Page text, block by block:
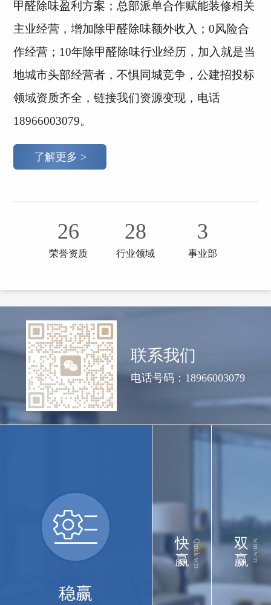
甲醛除味盈利方案；总部派单合作赋能装修相关
主业经营，增加除甲醛除味额外收入；0风险合
作经营；10年除甲醛除味行业经历，加入就是当
地城市头部经营者，不惧同城竞争，公建招投标
领域资质齐全，链接我们资源变现，电话
18966003079。
了解更多 >
26
荣誉资质
28
行业领域
3
事业部
联系我们
电话号码：18966003079
稳赢
快
赢 Quick win
双
赢 win-win